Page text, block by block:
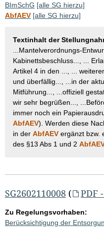
BImSchG [alle SG hierzu]
AbfAEV [alle SG hierzu]
Textinhalt der
...Mantelverordnungs-
Kabinettsbeschluss..., ...
Artikel 4 in den ..., ...
und überfällig..., ...in der
Mitführung..., ...offiziell
wir sehr begrüßen...,
immer noch ein
AbfAEV). Werden diese
in der AbfAEV ergänzt bzw.
des §13 Abs 1 und 2
SG2602110008 ( PDF
Zu Regelungsvorhaben:
Berücksichtigung der